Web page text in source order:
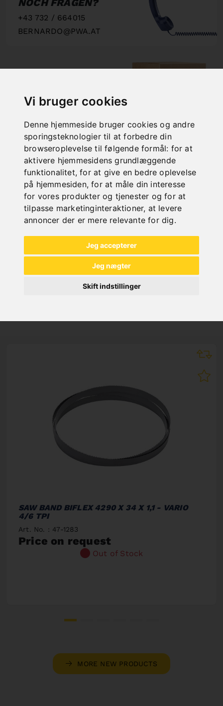
Vi bruger cookies
Denne hjemmeside bruger cookies og andre
sporingsteknologier til at forbedre din
browseroplevelse til følgende formål: for at
aktivere hjemmesidens grundlæggende
funktionalitet,for at give en bedre oplevelse
på hjemmesiden,for at måle din interesse
for vores produkter og tjenester og for at
tilpasse marketinginteraktioner, at levere
annoncer der er mere relevante for dig.
Jeg accepterer
Jeg nægter
Skift indstillinger
NOCH FRAGEN?
+43 732 / 664015
BERNARDO@PWA.AT
SCHNELLE
ONLINE
KATALOGE
SAW BAND BIFLEX 4290 X 34 X 1,1 - VARIO
4/6 TPI
Art. No. : 47-1283
Price on request
Out of Stock
MORE NEW PRODUCTS